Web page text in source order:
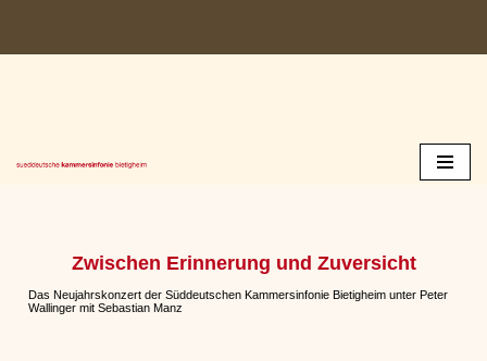
Zum
Zwischen Erinnerung und Zuversicht
Das Neujahrskonzert der Süddeutschen Kammersinfonie Bietigheim unter Peter
Wallinger mit Sebastian Manz